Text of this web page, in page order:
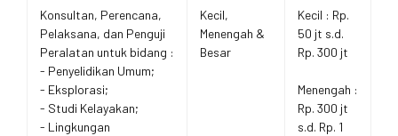
Konsultan, Perencana,
Pelaksana, dan Penguji
Peralatan untuk bidang :
- Penyelidikan Umum;
- Eksplorasi;
- Studi Kelayakan;
- Lingkungan
Kecil,
Menengah &
Besar
Kecil : Rp.
50 jt s.d.
Rp. 300 jt
Menengah :
Rp. 300 jt
s.d. Rp. 1